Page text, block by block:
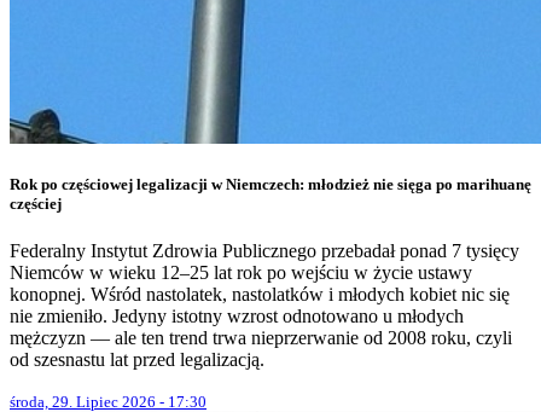
Rok po częściowej legalizacji w Niemczech: młodzież nie sięga po marihuanę
częściej
Federalny Instytut Zdrowia Publicznego przebadał ponad 7 tysięcy
Niemców w wieku 12–25 lat rok po wejściu w życie ustawy
konopnej. Wśród nastolatek, nastolatków i młodych kobiet nic się
nie zmieniło. Jedyny istotny wzrost odnotowano u młodych
mężczyzn — ale ten trend trwa nieprzerwanie od 2008 roku, czyli
od szesnastu lat przed legalizacją.
środa, 29. Lipiec 2026 - 17:30